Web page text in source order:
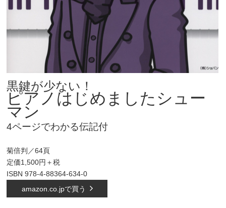
黒鍵が少ない！
ピアノはじめましたシュー
マン
4ページでわかる伝記付
菊倍判／64頁
定価1,500円＋税
ISBN 978-4-88364-634-0
amazon.co.jpで買う